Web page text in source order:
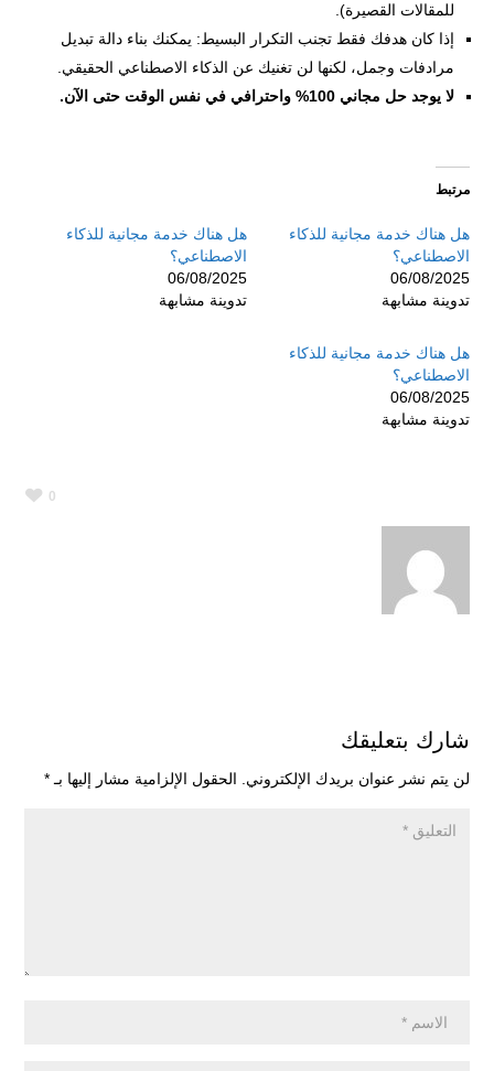
للمقالات القصيرة).
إذا كان هدفك فقط تجنب التكرار البسيط: يمكنك بناء دالة تبديل
مرادفات وجمل، لكنها لن تغنيك عن الذكاء الاصطناعي الحقيقي.
لا يوجد حل مجاني 100% واحترافي في نفس الوقت حتى الآن.
مرتبط
هل هناك خدمة مجانية للذكاء
الاصطناعي؟
06/08/2025
تدوينة مشابهة
هل هناك خدمة مجانية للذكاء
الاصطناعي؟
06/08/2025
تدوينة مشابهة
هل هناك خدمة مجانية للذكاء
الاصطناعي؟
06/08/2025
تدوينة مشابهة
0
شارك بتعليقك
لن يتم نشر عنوان بريدك الإلكتروني. الحقول الإلزامية مشار إليها بـ *